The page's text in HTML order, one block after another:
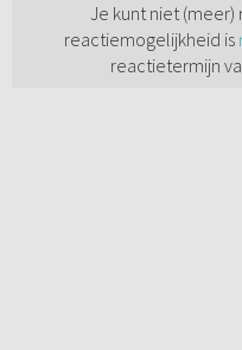
Je kunt niet
reactiemogelijkheid is
reactietermijn